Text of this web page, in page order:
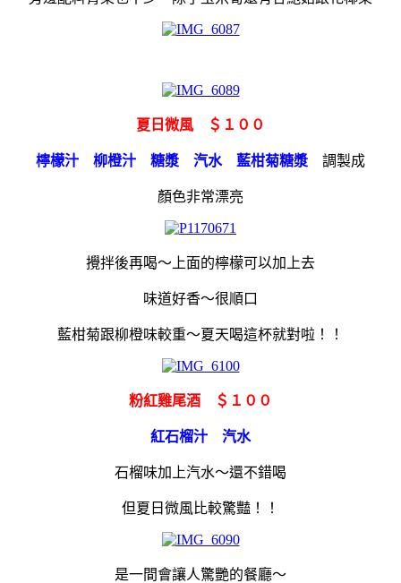
夏日微風 ＄１００
檸檬汁 柳橙汁 糖漿 汽水 藍柑菊糖漿 調製成
顏色非常漂亮
攪拌後再喝～上面的檸檬可以加上去
味道好香～很順口
藍柑菊跟柳橙味較重～夏天喝這杯就對啦！！
粉紅雞尾酒 ＄１００
紅石榴汁 汽水
石榴味加上汽水～還不錯喝
但夏日微風比較驚豔！！
是一間會讓人驚艷的餐廳～